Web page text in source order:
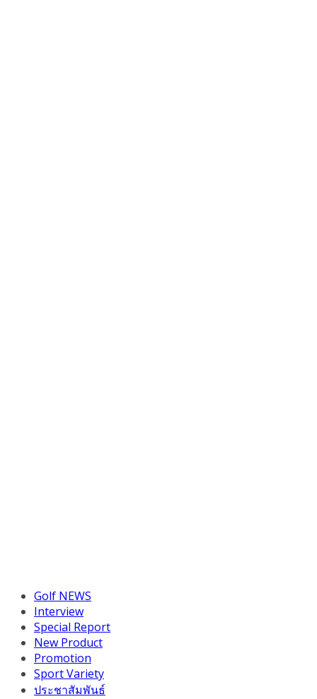
Golf NEWS
Interview
Special Report
New Product
Promotion
Sport Variety
ประชาสัมพันธ์